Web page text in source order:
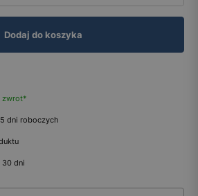
Dodaj do koszyka
zwrot*
dni roboczych
30 dni